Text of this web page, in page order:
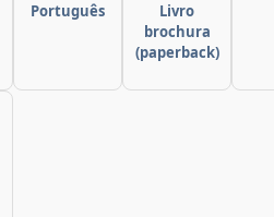
Português
Livro
brochura
(paperback)